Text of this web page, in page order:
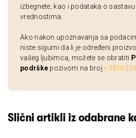
izbegnete, kao i podataka o
vrednostima.
Ako nakon upoznavanja sa
niste sigurni da li je određeni
vašeg ljubimca, možete se obratiti
podrške pozivom na broj
Slični artikli iz odabrane